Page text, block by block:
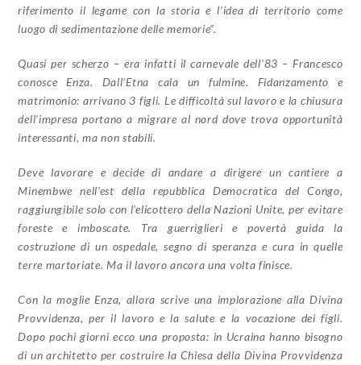
riferimento il legame con la storia e l’idea di territorio come
luogo di sedimentazione delle memorie”.
Quasi per scherzo – era infatti il carnevale dell’83 – Francesco
conosce Enza. Dall’Etna cala un fulmine. Fidanzamento e
matrimonio: arrivano 3 figli. Le difficoltà sul lavoro e la chiusura
dell’impresa portano a migrare al nord dove trova opportunità
interessanti, ma non stabili.
Deve lavorare e decide di andare a dirigere un cantiere a
Minembwe nell’est della repubblica Democratica del Congo,
raggiungibile solo con l’elicottero della Nazioni Unite, per evitare
foreste e imboscate. Tra guerriglieri e povertà guida la
costruzione di un ospedale, segno di speranza e cura in quelle
terre martoriate. Ma il lavoro ancora una volta finisce.
Con la moglie Enza, allora scrive una implorazione alla Divina
Provvidenza, per il lavoro e la salute e la vocazione dei figli.
Dopo pochi giorni ecco una proposta: in Ucraina hanno bisogno
di un architetto per costruire la Chiesa della Divina Provvidenza